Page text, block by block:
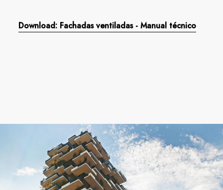
Download: Fachadas ventiladas - Manual técnico